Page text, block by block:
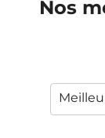
Nos